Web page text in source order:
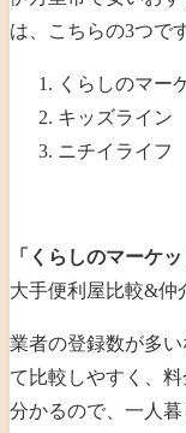
は、こちらの3つで
くらしのマー
キッズライン
ニチイライフ
「くらしのマーケッ
大手便利屋比較&仲
業者の登録数が多
て比較しやすく、
分かるので、一人暮